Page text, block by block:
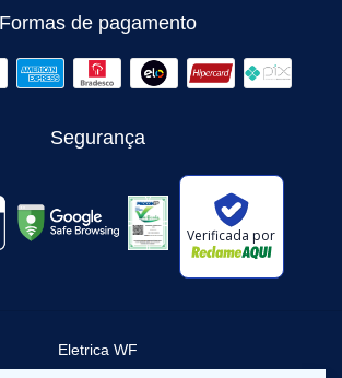
Formas de pagamento
Segurança
Verificada por
Eletrica WF